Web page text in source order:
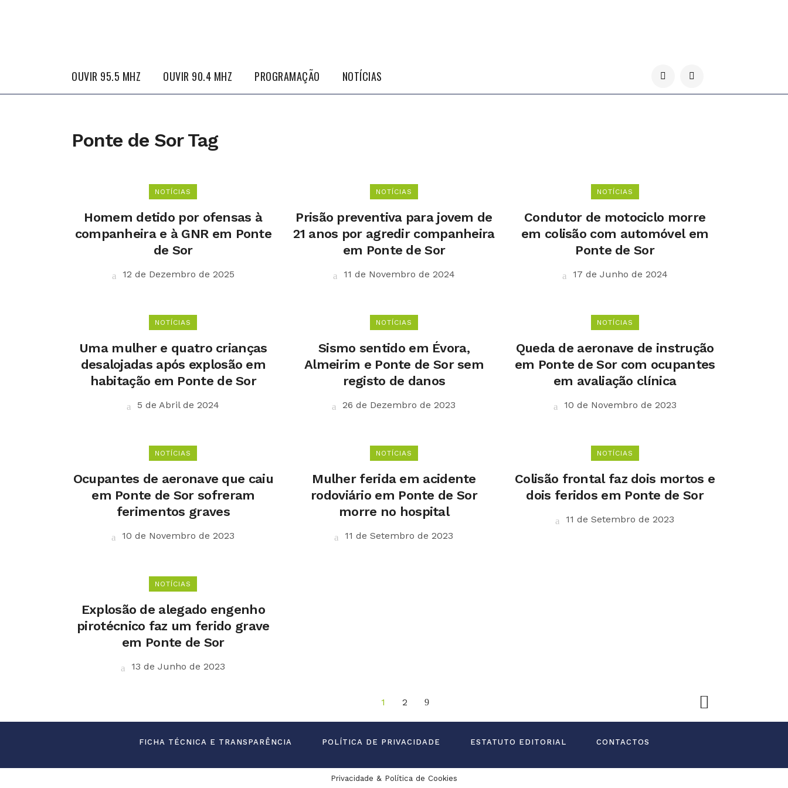
OUVIR 95.5 MHZ OUVIR 90.4 MHZ PROGRAMAÇÃO NOTÍCIAS
Ponte de Sor Tag
NOTÍCIAS
Homem detido por ofensas à
companheira e à GNR em Ponte
de Sor
12 de Dezembro de 2025
NOTÍCIAS
Prisão preventiva para jovem de
21 anos por agredir companheira
em Ponte de Sor
11 de Novembro de 2024
NOTÍCIAS
Condutor de motociclo morre
em colisão com automóvel em
Ponte de Sor
17 de Junho de 2024
NOTÍCIAS
Uma mulher e quatro crianças
desalojadas após explosão em
habitação em Ponte de Sor
5 de Abril de 2024
NOTÍCIAS
Sismo sentido em Évora,
Almeirim e Ponte de Sor sem
registo de danos
26 de Dezembro de 2023
NOTÍCIAS
Queda de aeronave de instrução
em Ponte de Sor com ocupantes
em avaliação clínica
10 de Novembro de 2023
NOTÍCIAS
Ocupantes de aeronave que caiu
em Ponte de Sor sofreram
ferimentos graves
10 de Novembro de 2023
NOTÍCIAS
Mulher ferida em acidente
rodoviário em Ponte de Sor
morre no hospital
11 de Setembro de 2023
NOTÍCIAS
Colisão frontal faz dois mortos e
dois feridos em Ponte de Sor
11 de Setembro de 2023
NOTÍCIAS
Explosão de alegado engenho
pirotécnico faz um ferido grave
em Ponte de Sor
13 de Junho de 2023
1 2
FICHA TÉCNICA E TRANSPARÊNCIA POLÍTICA DE PRIVACIDADE ESTATUTO EDITORIAL CONTACTOS
Privacidade & Política de Cookies